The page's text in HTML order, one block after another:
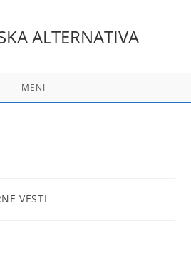
ALTERNATIVA
MENI
VESTI